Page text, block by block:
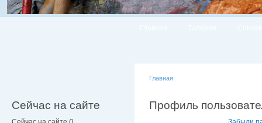
Сейчас на сайте
Главная
Профиль